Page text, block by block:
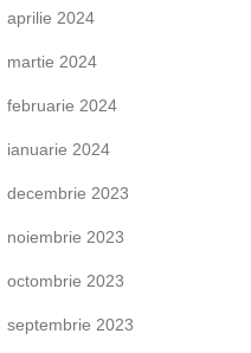
aprilie 2024
martie 2024
februarie 2024
ianuarie 2024
decembrie 2023
noiembrie 2023
octombrie 2023
septembrie 2023